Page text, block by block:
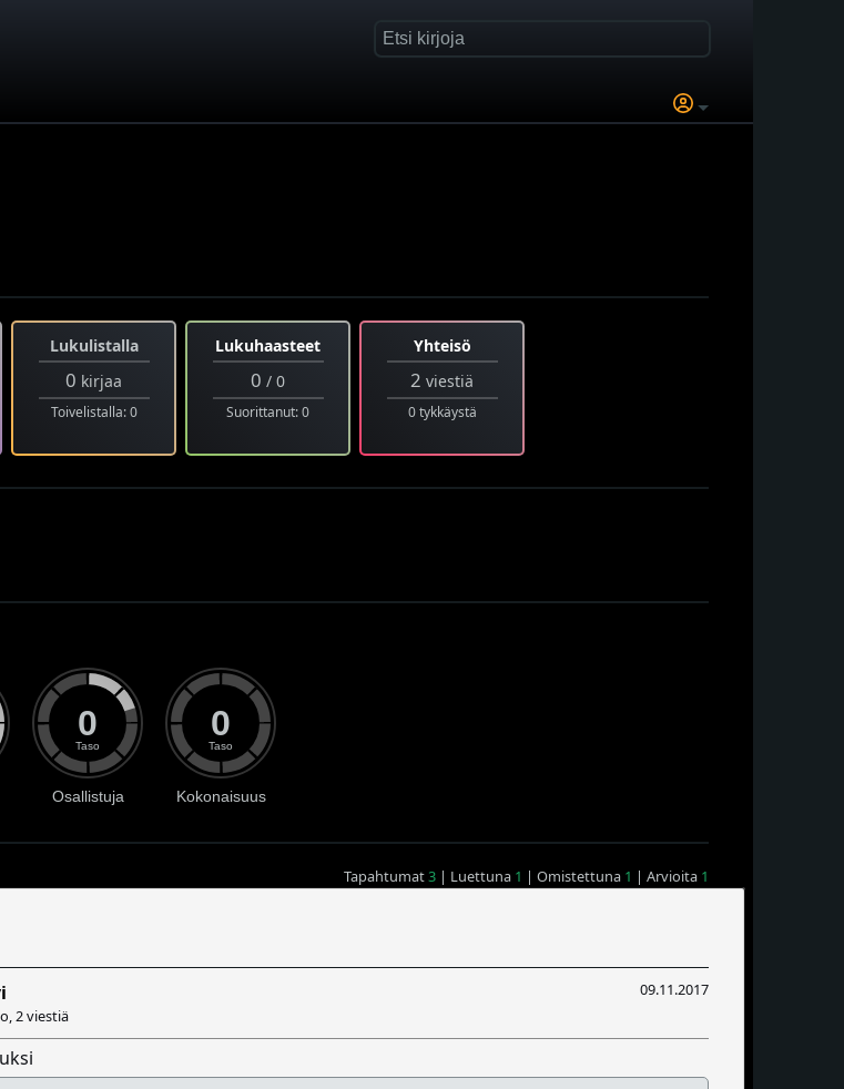
Lukulistalla
0 kirjaa
Toivelistalla: 0
Lukuhaasteet
0 / 0
Suorittanut: 0
Yhteisö
2 viestiä
0 tykkäystä
0
Taso
Osallistuja
0
Taso
Kokonaisuus
Tapahtumat3 | Luettuna 1 | Omistettuna 1 | Arvioita 1
09.11.2017
2 viestiä